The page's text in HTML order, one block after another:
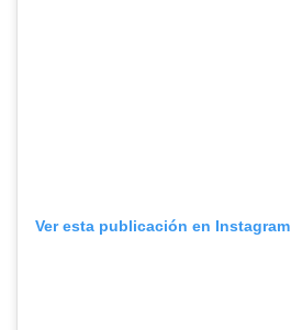
Ver esta publicación en Instagram